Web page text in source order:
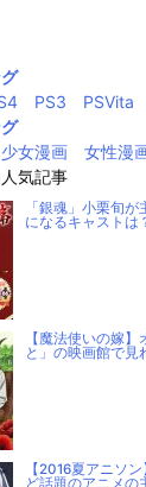
PS3 PSVita
少女漫画
女性漫
気記事
「銀魂」小栗旬
になるキャストは
【魔法使いの嫁
と」の映画館で見
【2016夏アニソ
ど話題のアニメの